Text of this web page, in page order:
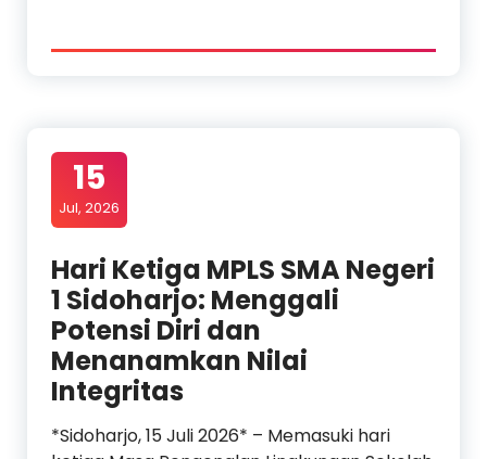
15
Jul, 2026
Hari Ketiga MPLS SMA Negeri
1 Sidoharjo: Menggali
Potensi Diri dan
Menanamkan Nilai
Integritas
*Sidoharjo, 15 Juli 2026* – Memasuki hari